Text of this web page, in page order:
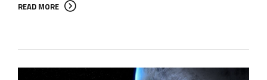
READ MORE